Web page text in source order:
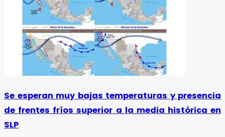
Se esperan muy bajas temperaturas y presencia
de frentes fríos superior a la media histórica en
SLP